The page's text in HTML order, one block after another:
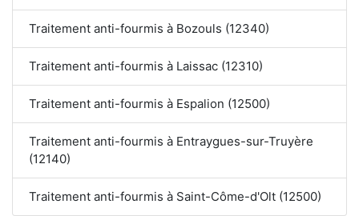
Traitement anti-fourmis à Bozouls (12340)
Traitement anti-fourmis à Laissac (12310)
Traitement anti-fourmis à Espalion (12500)
Traitement anti-fourmis à Entraygues-sur-Truyère
(12140)
Traitement anti-fourmis à Saint-Côme-d'Olt (12500)